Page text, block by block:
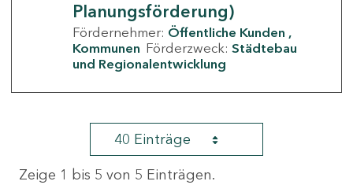
Planungsförderung)
Fördernehmer: Öffentliche Kunden
Kommunen Förderzweck: Städtebau
und Regionalentwicklung
40 Einträge
Zeige 1 bis 5 von 5 Einträgen.